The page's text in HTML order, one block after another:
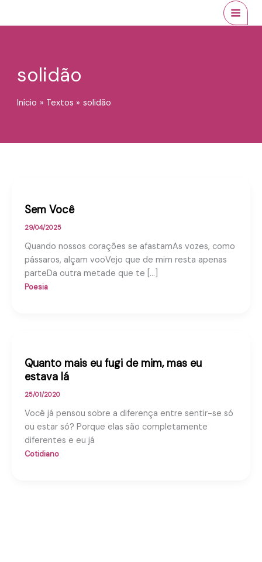
solidão
Início Textos solidão
Sem Você
29/04/2025
Quando nossos corações se afastamAs vozes, como
pássaros, alçam vooVejo que de mim resta apenas
parteDa outra metade que te […]
Poesia
Quanto mais eu fugi de mim, mas eu
estava lá
25/01/2020
Você já pensou sobre a diferença entre sentir-se só
ou estar só? Porque elas são completamente
diferentes e eu já
Cotidiano